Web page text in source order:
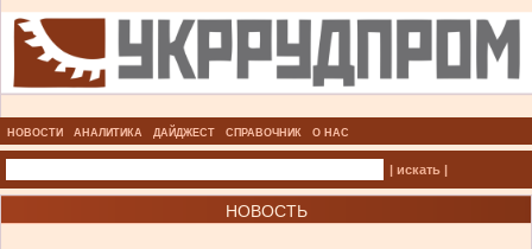
НОВОСТИ АНАЛИТИКА ДАЙДЖЕСТ СПРАВОЧНИК О НАС
| искать |
НОВОСТЬ